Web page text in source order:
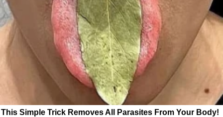
This Simple Trick Removes All Parasites From Your Body!